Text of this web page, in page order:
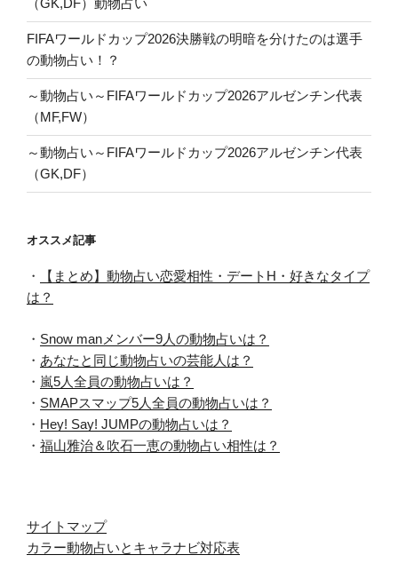
（GK,DF）動物占い
FIFAワールドカップ2026決勝戦の明暗を分けたのは選手
の動物占い！？
～動物占い～FIFAワールドカップ2026アルゼンチン代表
（MF,FW）
～動物占い～FIFAワールドカップ2026アルゼンチン代表
（GK,DF）
オススメ記事
・
【まとめ】動物占い恋愛相性・デートH・好きなタイプ
は？
・ Snow manメンバー9人の動物占いは？
・ あなたと同じ動物占いの芸能人は？
・ 嵐5人全員の動物占いは？
・ SMAPスマップ5人全員の動物占いは？
・ Hey! Say! JUMPの動物占いは？
・ 福山雅治＆吹石一恵の動物占い相性は？
サイトマップ
カラー動物占いとキャラナビ対応表